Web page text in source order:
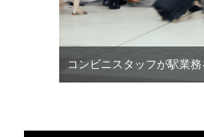
コンビニスタッフが駅業